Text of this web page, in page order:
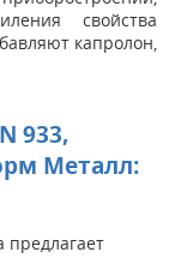
свойства
капролон,
933,
Металл: